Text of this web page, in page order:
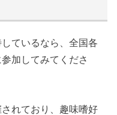
ているなら、全国各
加してみてくださ
れており、趣味嗜好